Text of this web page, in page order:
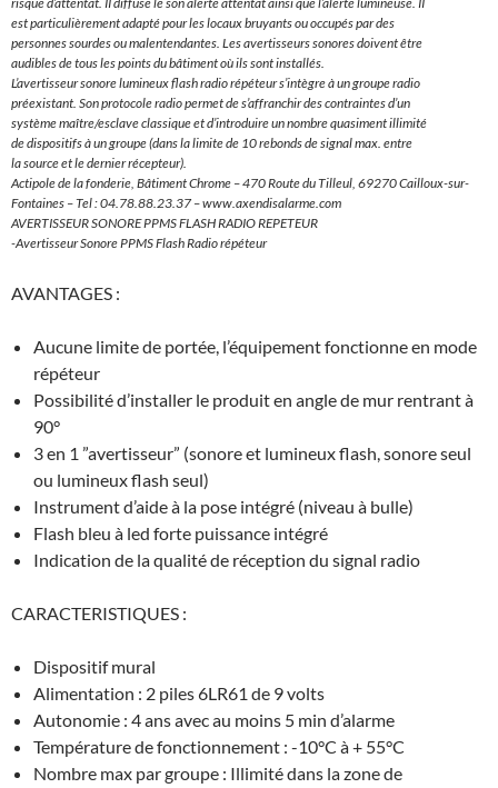
est particulièrement adapté pour les locaux bruyants ou occupés par des
personnes sourdes ou malentendantes. Les avertisseurs sonores doivent être
audibles de tous les points du bâtiment où ils sont installés.
L’avertisseur sonore lumineux flash radio répéteur s’intègre à un groupe radio
préexistant. Son protocole radio permet de s’affranchir des contraintes d’un
système maître/esclave classique et d’introduire un nombre quasiment illimité
de dispositifs à un groupe (dans la limite de 10 rebonds de signal max. entre
la source et le dernier récepteur).
Actipole de la fonderie, Bâtiment Chrome – 470 Route du Tilleul, 69270 Cailloux-sur-
Fontaines – Tel : 04.78.88.23.37 – www.axendisalarme.com
AVERTISSEUR SONORE PPMS FLASH RADIO REPETEUR
-Avertisseur Sonore PPMS Flash Radio répéteur
AVANTAGES :
Aucune limite de portée, l’équipement fonctionne en mode
répéteur
Possibilité d’installer le produit en angle de mur rentrant à
90°
3 en 1 ”avertisseur” (sonore et lumineux flash, sonore seul
ou lumineux flash seul)
Instrument d’aide à la pose intégré (niveau à bulle)
Flash bleu à led forte puissance intégré
Indication de la qualité de réception du signal radio
CARACTERISTIQUES :
Dispositif mural
Alimentation : 2 piles 6LR61 de 9 volts
Autonomie : 4 ans avec au moins 5 min d’alarme
Température de fonctionnement : -10°C à + 55°C
Nombre max par groupe : Illimité dans la zone de